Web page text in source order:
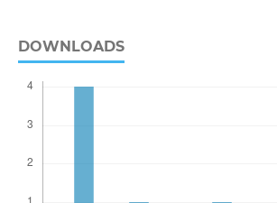
DOWNLOADS